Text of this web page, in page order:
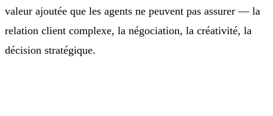
valeur ajoutée que les agents ne peuvent pas assurer — la
relation client complexe, la négociation, la créativité, la
décision stratégique.